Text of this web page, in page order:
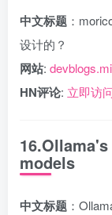
中文标题 ：
设计的？
网站:
HN评论: 立即访
models
中文标题 ：